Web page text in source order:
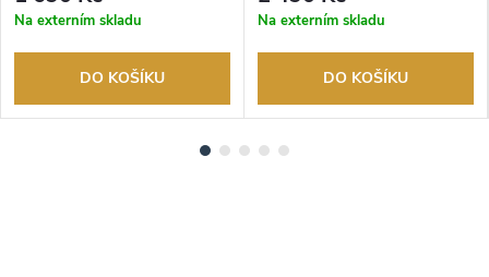
Na externím skladu
DO KOŠÍKU
Na externím skladu
DO KOŠÍKU